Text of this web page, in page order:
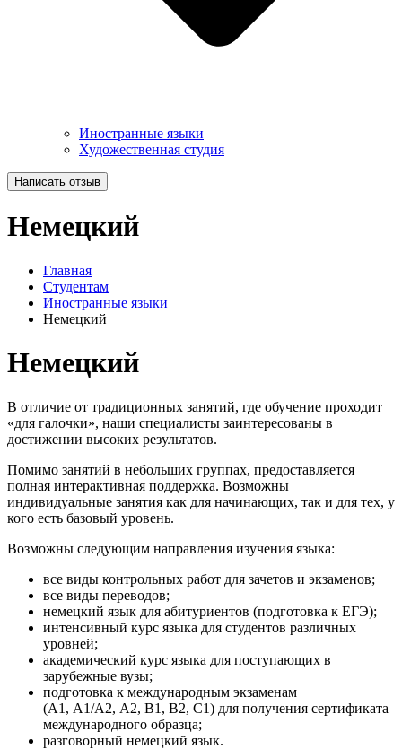
Иностранные языки
Художественная студия
Написать отзыв
Немецкий
Главная
Студентам
Иностранные языки
Немецкий
Немецкий
В отличие от традиционных занятий, где обучение проходит
«для галочки», наши специалисты заинтересованы в
достижении высоких результатов.
Помимо занятий в небольших группах, предоставляется
полная интерактивная поддержка. Возможны
индивидуальные занятия как для начинающих, так и для тех, у
кого есть базовый уровень.
Возможны следующим направления изучения языка:
все виды контрольных работ для зачетов и экзаменов;
все виды переводов;
немецкий язык для абитуриентов (подготовка к ЕГЭ);
интенсивный курс языка для студентов различных
уровней;
академический курс языка для поступающих в
зарубежные вузы;
подготовка к международным экзаменам
(A1, A1/A2, A2, B1, B2, C1) для получения сертификата
международного образца;
разговорный немецкий язык.